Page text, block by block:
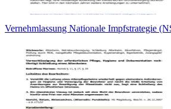
Vernehmlassung Nationale Impfstrategie